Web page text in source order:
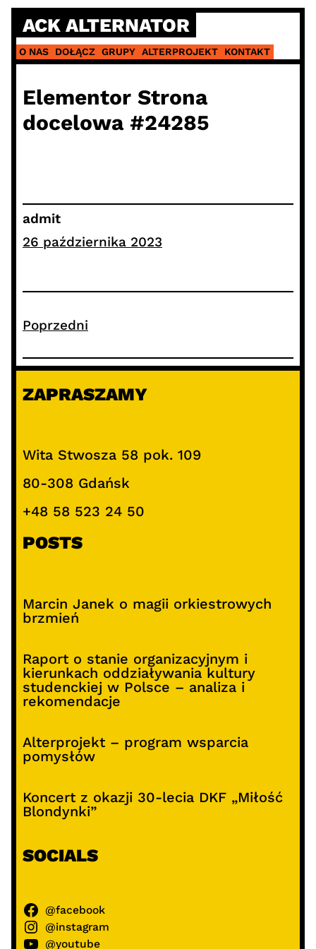
ACK ALTERNATOR
O NAS DOŁĄCZ GRUPY ALTERPROJEKT KONTAKT
Elementor Strona
docelowa #24285
admit
26 października 2023
Poprzedni
ZAPRASZAMY
Wita Stwosza 58 pok. 109
80-308 Gdańsk
+48 58 523 24 50
POSTS
Marcin Janek o magii orkiestrowych
brzmień
Raport o stanie organizacyjnym i
kierunkach oddziaływania kultury
studenckiej w Polsce – analiza i
rekomendacje
Alterprojekt – program wsparcia
pomysłów
Koncert z okazji 30-lecia DKF „Miłość
Blondynki”
SOCIALS
@facebook
@instagram
@youtube